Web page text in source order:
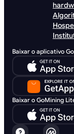
Baixar o aplicativo
Baixar o GoMining